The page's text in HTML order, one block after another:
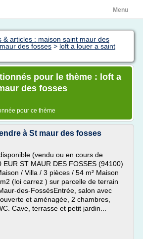
Menu
& articles : maison saint maur des
des fosses > loft a louer a saint
pour le thème : loft a
des fosses
pour ce thème
à St maur des fosses
(vendu ou en cours de
ST MAUR DES FOSSES (94100)
/ Villa / 3 pièces / 54 m² Maison
(loi carrez ) sur parcelle de terrain
des-FossésEntrée, salon avec
et aménagée, 2 chambres,
Cave, terrasse et petit jardin...